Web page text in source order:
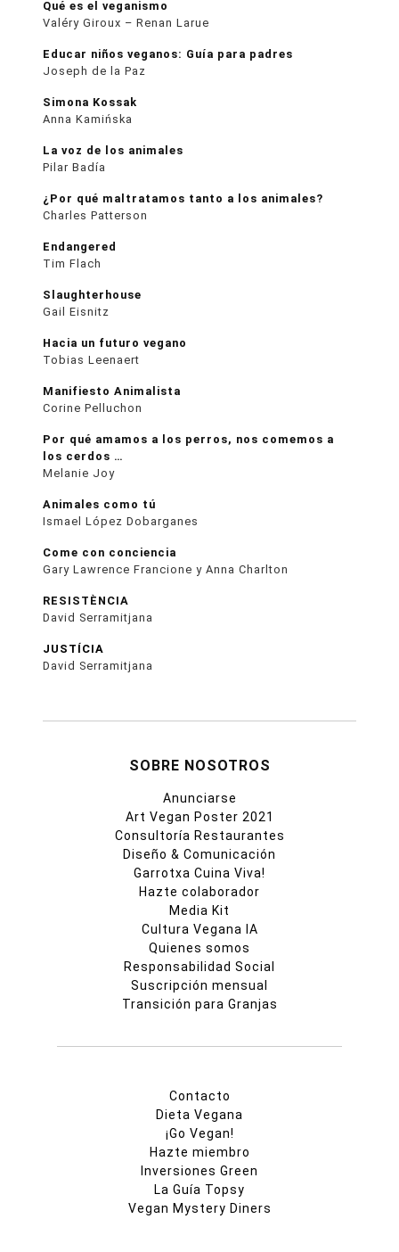
Qué es el veganismo
Valéry Giroux – Renan Larue
Educar niños veganos: Guía para padres
Joseph de la Paz
Simona Kossak
Anna Kamińska
La voz de los animales
Pilar Badía
¿Por qué maltratamos tanto a los animales?
Charles Patterson
Endangered
Tim Flach
Slaughterhouse
Gail Eisnitz
Hacia un futuro vegano
Tobias Leenaert
Manifiesto Animalista
Corine Pelluchon
Por qué amamos a los perros, nos comemos a
los cerdos …
Melanie Joy
Animales como tú
Ismael López Dobarganes
Come con conciencia
Gary Lawrence Francione y Anna Charlton
RESISTÈNCIA
David Serramitjana
JUSTÍCIA
David Serramitjana
SOBRE NOSOTROS
Anunciarse
Art Vegan Poster 2021
Consultoría Restaurantes
Diseño & Comunicación
Garrotxa Cuina Viva!
Hazte colaborador
Media Kit
Cultura Vegana IA
Quienes somos
Responsabilidad Social
Suscripción mensual
Transición para Granjas
Contacto
Dieta Vegana
¡Go Vegan!
Hazte miembro
Inversiones Green
La Guía Topsy
Vegan Mystery Diners